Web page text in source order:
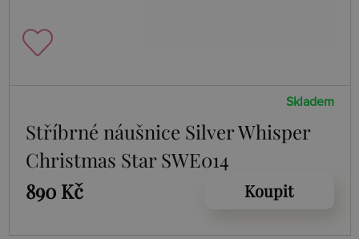
Skladem
Stříbrné náušnice Silver Whisper
Christmas Star SWE014
890 Kč
Koupit